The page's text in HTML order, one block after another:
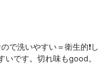
で洗いやすい＝衛生的❗️し
いです。切れ味もgood。